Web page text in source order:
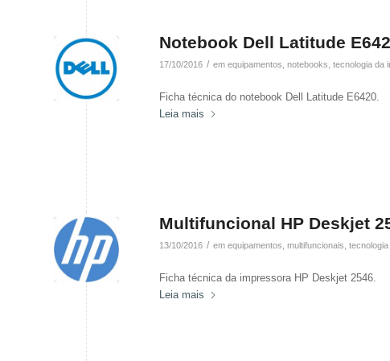
Notebook Dell Latitude
17/10/2016 / em equipamentos notebooks tecnologia da
Ficha técnica do notebook Dell Latitude E6420.
Leia mais
Multifuncional HP Deskjet
13/10/2016 / em equipamentos multifuncionais
Ficha técnica da impressora HP Deskjet 2546.
Leia mais